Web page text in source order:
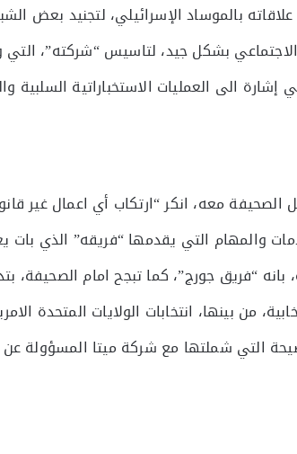
بالموساد الإسرائيلي، لتجنيد بعض
بشكل جيد، لتاسيس “شركته”، التي
الى العمليات الاستخباراتية السلبية
الصحيفة معه، انكر “ارتكاب أي اعمال غير
والمهام التي يقدمها “فريقه” الذي بات
بانه “فريق جورج”، كما تبجح امام الصحيفة،
من بينها، انتخابات الولايات المتحدة
التي شملتها مع شركة ميتا